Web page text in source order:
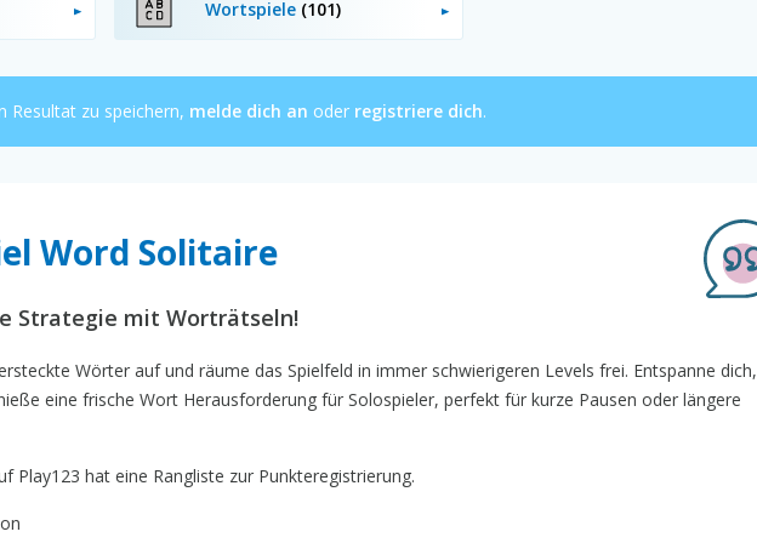
Wortspiele (101)
Resultat zu speichern, melde dich an oder registriere dich.
Word Solitaire
Strategie mit Worträtseln!
Wörter auf und räume das Spielfeld in immer schwierigeren Levels frei. Entspanne dich,
eine frische Wort Herausforderung für Solospieler, perfekt für kurze Pausen oder längere
Play123 hat eine Rangliste zur Punkteregistrierung.